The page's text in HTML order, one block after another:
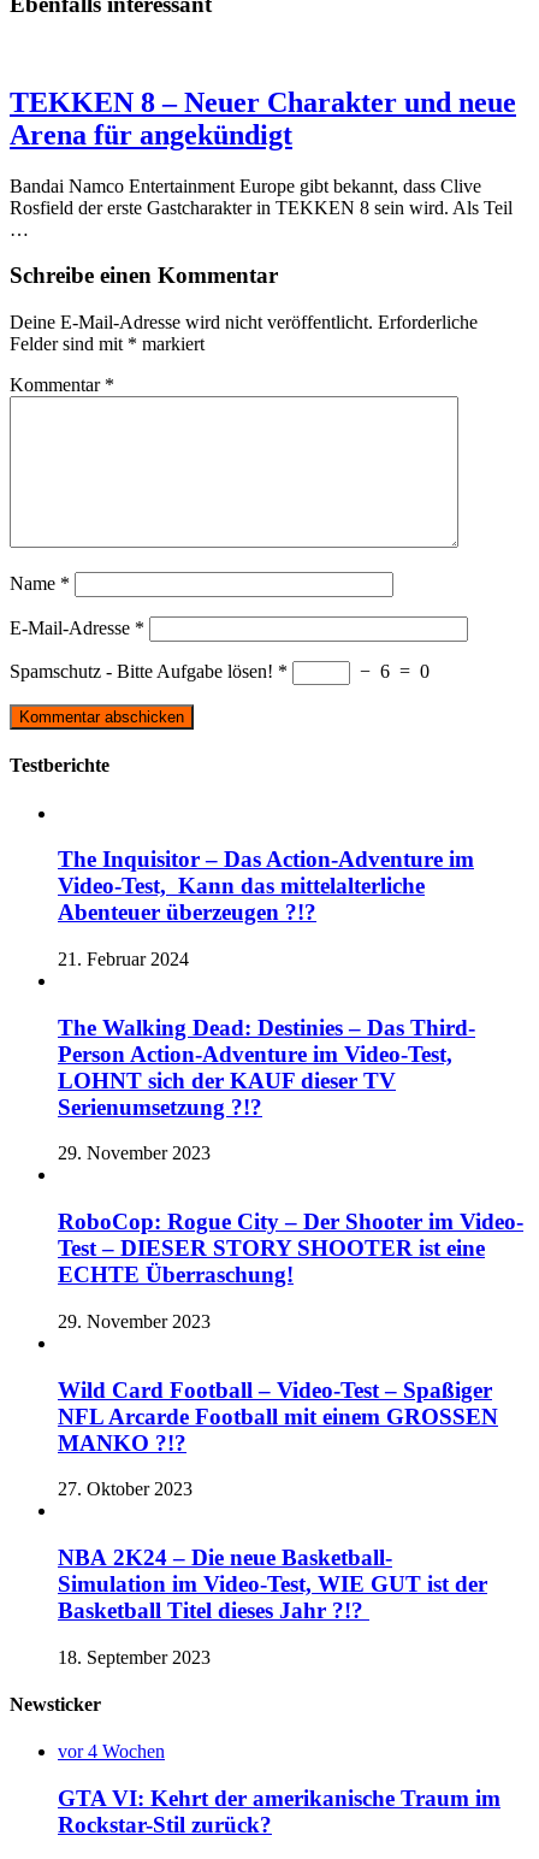
TEKKEN 8 – Neuer Charakter und neue
Arena für angekündigt
Bandai Namco Entertainment Europe gibt bekannt, dass Clive
Rosfield der erste Gastcharakter in TEKKEN 8 sein wird. Als Teil
…
Schreibe einen Kommentar
Deine E-Mail-Adresse wird nicht veröffentlicht. Erforderliche
Felder sind mit * markiert
Kommentar *
Name *
E-Mail-Adresse *
Spamschutz - Bitte Aufgabe lösen! * − 6 = 0
Testberichte
The Inquisitor – Das Action-Adventure im
Video-Test, Kann das mittelalterliche
Abenteuer überzeugen ?!?
21. Februar 2024
The Walking Dead: Destinies – Das Third-
Person Action-Adventure im Video-Test,
LOHNT sich der KAUF dieser TV
Serienumsetzung ?!?
29. November 2023
RoboCop: Rogue City – Der Shooter im Video-
Test – DIESER STORY SHOOTER ist eine
ECHTE Überraschung!
29. November 2023
Wild Card Football – Video-Test – Spaßiger
NFL Arcarde Football mit einem GROSSEN
MANKO ?!?
27. Oktober 2023
NBA 2K24 – Die neue Basketball-
Simulation im Video-Test, WIE GUT ist der
Basketball Titel dieses Jahr ?!?
18. September 2023
Newsticker
vor 4 Wochen
GTA VI: Kehrt der amerikanische Traum im
Rockstar-Stil zurück?